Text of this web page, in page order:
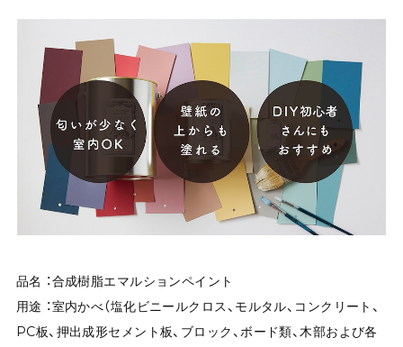
品名 ：合成樹脂エマルションペイント
用途 ：室内かべ（塩化ビニールクロス、モルタル、コンクリート、
PC板、押出成形セメント板、ブロック、ボード類、木部および各